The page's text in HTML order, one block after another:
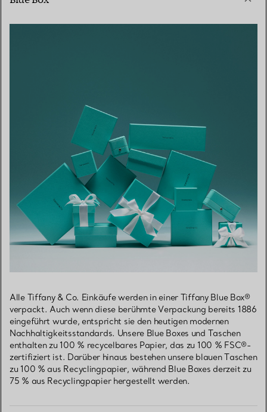
Alle Tiffany & Co. Einkäufe werden in einer Tiffany Blue Box®
verpackt. Auch wenn diese berühmte Verpackung bereits 1886
eingeführt wurde, entspricht sie den heutigen modernen
Nachhaltigkeitsstandards. Unsere Blue Boxes und Taschen
enthalten zu 100 % recycelbares Papier, das zu 100 % FSC®-
zertifiziert ist. Darüber hinaus bestehen unsere blauen Taschen
zu 100 % aus Recyclingpapier, während Blue Boxes derzeit zu
75 % aus Recyclingpapier hergestellt werden.